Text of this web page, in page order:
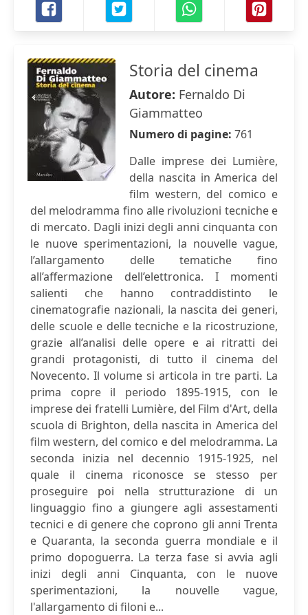
Storia del cinema
Autore: Fernaldo Di
Giammatteo
Numero di pagine: 761
Dalle imprese dei Lumière,
della nascita in America del
film western, del comico e
del melodramma fino alle rivoluzioni tecniche e
di mercato. Dagli inizi degli anni cinquanta con
le nuove sperimentazioni, la nouvelle vague,
l’allargamento delle tematiche fino
all’affermazione dell’elettronica. I momenti
salienti che hanno contraddistinto le
cinematografie nazionali, la nascita dei generi,
delle scuole e delle tecniche e la ricostruzione,
grazie all’analisi delle opere e ai ritratti dei
grandi protagonisti, di tutto il cinema del
Novecento. Il volume si articola in tre parti. La
prima copre il periodo 1895-1915, con le
imprese dei fratelli Lumière, del Film d'Art, della
scuola di Brighton, della nascita in America del
film western, del comico e del melodramma. La
seconda inizia nel decennio 1915-1925, nel
quale il cinema riconosce se stesso per
proseguire poi nella strutturazione di un
linguaggio fino a giungere agli assestamenti
tecnici e di genere che coprono gli anni Trenta
e Quaranta, la seconda guerra mondiale e il
primo dopoguerra. La terza fase si avvia agli
inizi degli anni Cinquanta, con le nuove
sperimentazioni, la nouvelle vague,
l'allargamento di filoni e...